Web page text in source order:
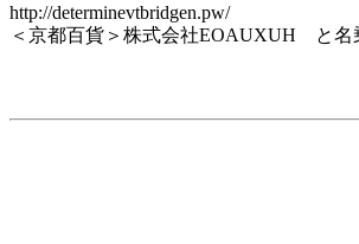
http://determinevtbridgen.pw/
＜京都百貨＞株式会社EOAUXUH と名